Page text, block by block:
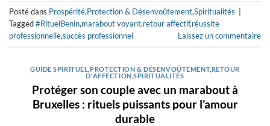
Posté dans Prospérité,Protection & Désenvoûtement,Spiritualités
Tagged#RituelBenin,marabout voyant,retour affectif,réussite
professionnelle,succès professionnel Laissez un commentaire
GUIDE SPIRITUEL PROTECTION & DÉSENVOÛTEMENT,RETOUR
D'AFFECTION ,SPIRITUALITÉS
Protéger son couple avec un marabout à
Bruxelles : rituels puissants pour l’amour
durable